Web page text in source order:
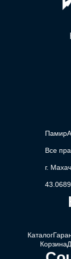
Все
г.
Каталог
Корзина